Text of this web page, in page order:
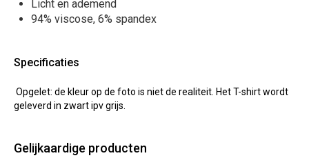
Licht en ademend
94% viscose, 6% spandex
Specificaties
Opgelet: de kleur op de foto is niet de realiteit. Het T-shirt wordt
geleverd in zwart ipv grijs.
Gelijkaardige producten